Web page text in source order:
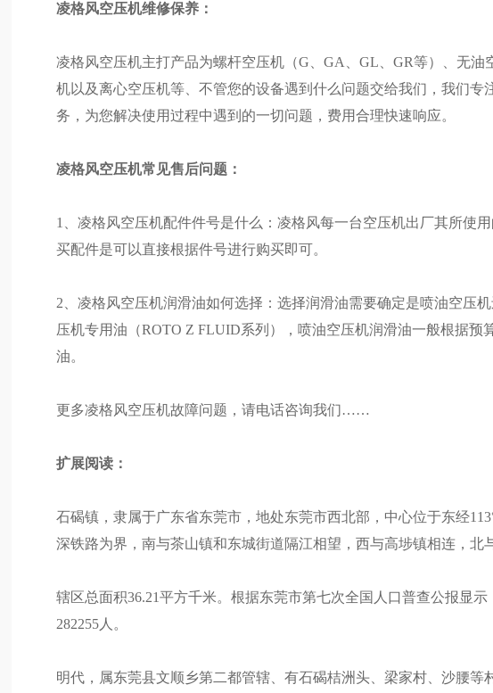
凌格风空压机维修保养：
凌格风空压机主打产品为螺杆空压机（G、GA、GL、GR等）、无
机以及离心空压机等、不管您的设备遇到什么问题交给我们，我们专
务，为您解决使用过程中遇到的一切问题，费用合理快速响应。
凌格风空压机常见售后问题：
1、凌格风空压机配件件号是什么：凌格风每一台空压机出厂其所使
买配件是可以直接根据件号进行购买即可。
2、凌格风空压机润滑油如何选择：选择润滑油需要确定是喷油空压
压机专用油（ROTO Z FLUID系列），喷油空压机润滑油一般根据预
油。
更多凌格风空压机故障问题，请电话咨询我们……
扩展阅读：
石碣镇，隶属于广东省东莞市，地处东莞市西北部，中心位于东经
深铁路为界，南与茶山镇和东城街道隔江相望，西与高埗镇相连，北
辖区总面积36.21平方千米。根据东莞市第七次全国人口普查公报显
282255人。
明代，属东莞县文顺乡第二都管辖、有石碣桔洲头、梁家村、沙腰等